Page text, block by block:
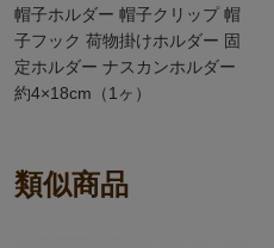
帽子ホルダー 帽子クリップ 帽
子フック 荷物掛けホルダー 固
定ホルダー ナスカンホルダー
約4×18cm（1ヶ）
類似商品